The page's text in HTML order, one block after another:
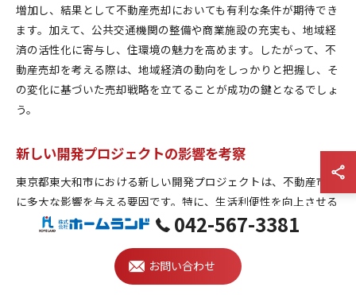
増加し、結果として不動産売却においても有利な条件が期待でき
ます。加えて、公共交通機関の整備や商業施設の充実も、地域経
済の活性化に寄与し、住環境の魅力を高めます。したがって、不
動産売却を考える際は、地域経済の動向をしっかりと把握し、そ
の変化に基づいた売却戦略を立てることが成功の鍵となるでしょ
う。
新しい開発プロジェクトの影響を考察
東京都東大和市における新しい開発プロジェクトは、不動産市場
に多大な影響を与える要因です。特に、生活利便性を向上させる
新たな商業施設やインフラの整備は、周辺地域の魅力を増し、住
道路の整備が進むことで、通勤時間が短縮され、住まいとしての
魅力が向上します。また、地域の開発計画を定期的にチェックす
042-567-3381
お問い合わせ